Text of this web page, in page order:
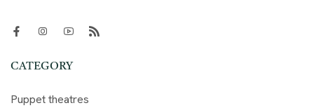
CATEGORY
Puppet theatres